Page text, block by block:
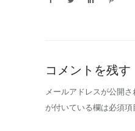
コメントを残す
メールアドレスが公開さ
が付いている欄は必須項